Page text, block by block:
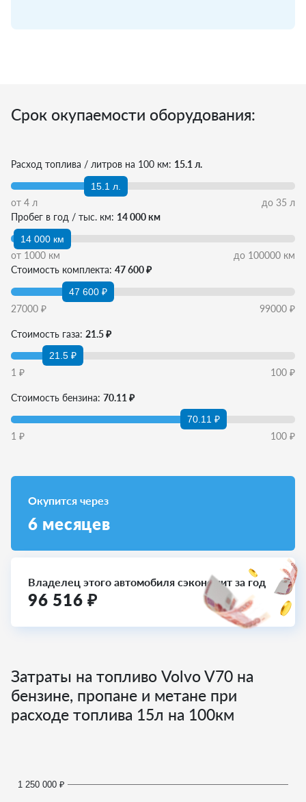
Срок окупаемости оборудования:
Расход топлива / литров на 100 км: 15.1 л.
15.1 л.
от 4 л до 35 л
Пробег в год / тыс. км: 14 000 км
14 000 км
от 1000 км до 100000 км
Стоимость комплекта: 47 600 ₽
47 600 ₽
27000 ₽ 99000 ₽
Стоимость газа: 21.5 ₽
21.5 ₽
1 ₽ 100 ₽
Стоимость бензина: 70.11 ₽
70.11 ₽
1 ₽ 100 ₽
Окупится через
6 месяцев
Владелец этого автомобиля сэкономит за год
96 516 ₽
Затраты на топливо Volvo V70 на
бензине, пропане и метане при
расходе топлива 15л на 100км
1 250 000 ₽